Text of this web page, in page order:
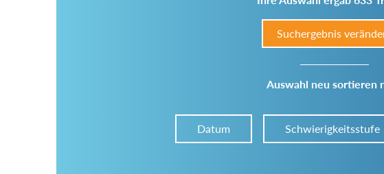
Suchergebnis
Auswahl neu sortieren
Datum Schwierigkeitsstufe